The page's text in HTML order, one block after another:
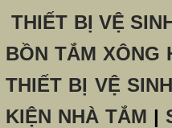
THIẾT BỊ VỆ
BỒN TẮM XÔNG
THIẾT BỊ VỆ
KIỆN NHÀ TẮM |